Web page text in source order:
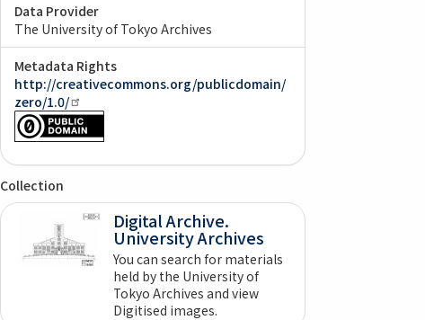
Data Provider
The University of Tokyo Archives
Metadata Rights
http://creativecommons.org/publicdomain/
zero/1.0/
Collection
Digital Archive.
University Archives
You can search for materials
held by the University of
Tokyo Archives and view
Digitised images.